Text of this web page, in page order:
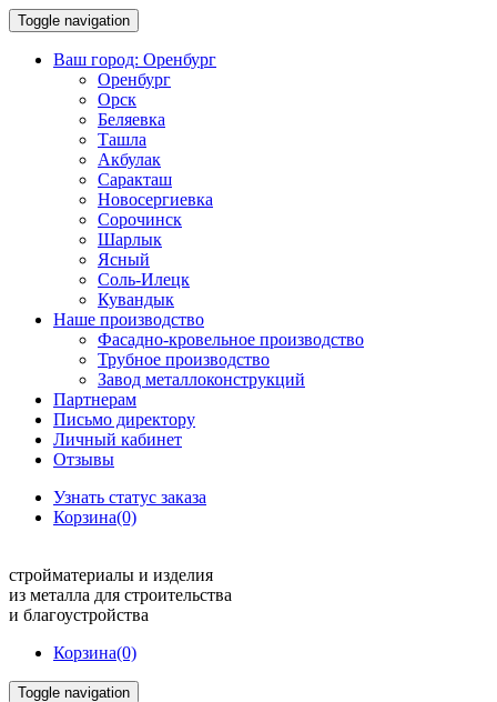
Toggle navigation
Ваш город: Оренбург
Оренбург
Орск
Беляевка
Ташла
Акбулак
Саракташ
Новосергиевка
Сорочинск
Шарлык
Ясный
Соль-Илецк
Кувандык
Наше производство
Фасадно-кровельное производство
Трубное производство
Завод металлоконструкций
Партнерам
Письмо директору
Личный кабинет
Отзывы
Узнать статус заказа
Корзина(0)
стройматериалы и изделия
из металла для строительства
и благоустройства
Корзина(0)
Toggle navigation